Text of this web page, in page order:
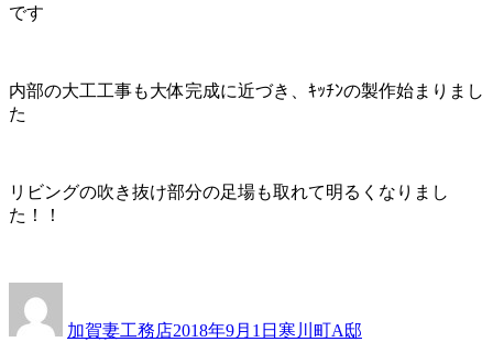
です
内部の大工工事も大体完成に近づき、ｷｯﾁﾝの製作始まりまし
た
リビングの吹き抜け部分の足場も取れて明るくなりまし
た！！
者加賀妻工務店日:
2018年9月1日ゴ
寒川町A邸